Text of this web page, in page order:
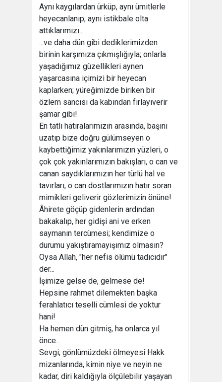
Aynı kaygılardan ürküp, aynı ümitlerle
heyecanlanıp, aynı istikbale olta
attıklarımızı...
...ve daha dün gibi dediklerimizden
birinin karşımıza çıkmışlığıyla; onlarla
yaşadığımız güzellikleri aynen
yaşarcasına içimizi bir heyecan
kaplarken; yüreğimizde biriken bir
özlem sancısı da kabından fırlayıverir
şamar gibi!
En tatlı hatıralarımızın arasında, başını
uzatıp bize doğru gülümseyen o
kaybettiğimiz yakınlarımızın yüzleri, o
çok çok yakınlarımızın bakışları, o can ve
canan saydıklarımızın her türlü hal ve
tavırları, o can dostlarımızın hatır soran
mimikleri geliverir gözlerimizin önüne!
Âhirete göçüp gidenlerin ardından
bakakalıp, her gidişi ani ve erken
saymanın tercümesi; kendimize o
durumu yakıştıramayışımız olmasın?
Oysa Allah, "her nefis ölümü tadıcıdır"
der...
İşimize gelse de, gelmese de!
Hepsine rahmet dilemekten başka
ferahlatıcı teselli cümlesi de yoktur
hani!
Ha hemen dün gitmiş, ha onlarca yıl
önce...
Sevgi; gönlümüzdeki ölmeyesi Hakk
mizanlarında, kimin niye ve neyin ne
kadar, diri kaldığıyla ölçülebilir yaşayan